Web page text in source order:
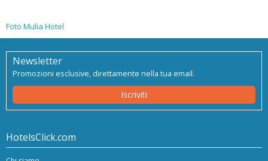
Foto Mulia Hotel
Newsletter
Promozioni esclusive, direttamente nella tua email.
Iscriviti
HotelsClick.com